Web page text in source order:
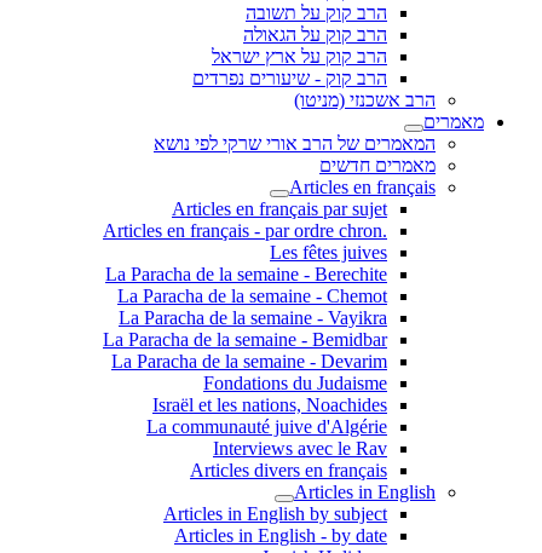
הרב קוק על תשובה
הרב קוק על הגאולה
הרב קוק על ארץ ישראל
הרב קוק - שיעורים נפרדים
הרב אשכנזי (מניטו)
מאמרים
המאמרים של הרב אורי שרקי לפי נושא
מאמרים חדשים
Articles en français
Articles en français par sujet
.Articles en français - par ordre chron
Les fêtes juives
La Paracha de la semaine - Berechite
La Paracha de la semaine - Chemot
La Paracha de la semaine - Vayikra
La Paracha de la semaine - Bemidbar
La Paracha de la semaine - Devarim
Fondations du Judaisme
Israël et les nations, Noachides
La communauté juive d'Algérie
Interviews avec le Rav
Articles divers en français
Articles in English
Articles in English by subject
Articles in English - by date